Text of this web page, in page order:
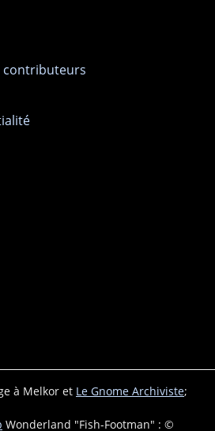
contributeurs
à Melkor et Le Gnome Archiviste;
Wonderland "Fish-Footman" : ©